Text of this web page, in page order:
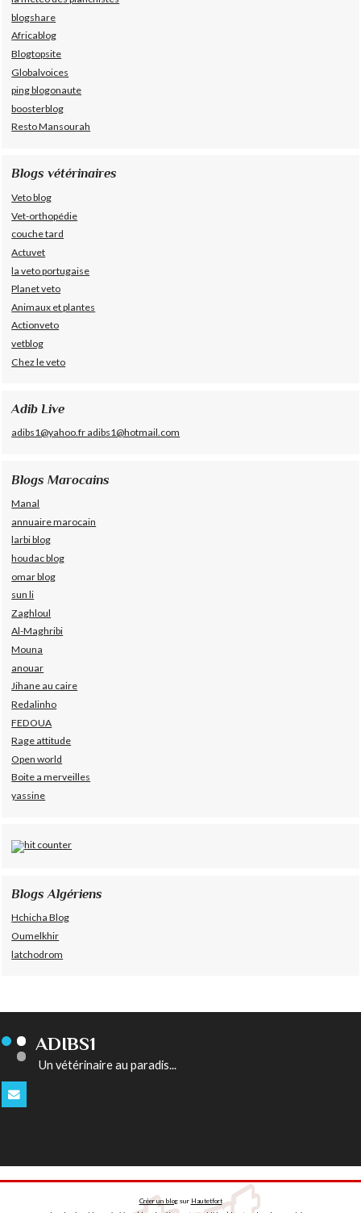
blogshare
Africablog
Blogtopsite
Globalvoices
ping blogonaute
boosterblog
Resto Mansourah
Blogs vétérinaires
Veto blog
Vet-orthopédie
couche tard
Actuvet
la veto portugaise
Planet veto
Animaux et plantes
Actionveto
vetblog
Chez le veto
Adib Live
adibs1@yahoo.fr adibs1@hotmail.com
Blogs Marocains
Manal
annuaire marocain
larbi blog
houdac blog
omar blog
sun li
Zaghloul
Al-Maghribi
Mouna
anouar
Jihane au caire
Redalinho
FEDOUA
Rage attitude
Open world
Boite a merveilles
yassine
Blogs Algériens
Hchicha Blog
Oumelkhir
latchodrom
ADIBS1
Un vétérinaire au paradis...
Créer un blogsur Hautetfort